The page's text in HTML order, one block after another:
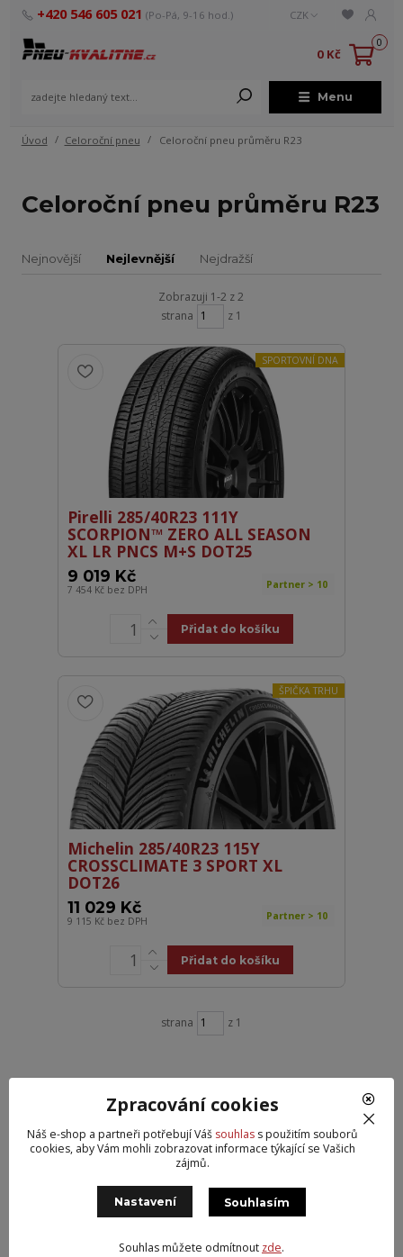
Menu
CZK
+420 546 605 021 (Po-Pá, 9-16 hod.)
0
0 Kč
Úvod Celoroční pneu Celoroční pneu průměru R23
Celoroční pneu průměru R23
Nejnovější Nejlevnější Nejdražší
Zobrazuji 1-2 z 2
strana
z 1
SPORTOVNÍ DNA
Pirelli 285/40R23 111Y
SCORPION™ ZERO ALL SEASON
XL LR PNCS M+S DOT25
9 019 Kč
7 454 Kč bez DPH Partner > 10
Přidat do košíku
ŠPIČKA TRHU
Michelin 285/40R23 115Y
CROSSCLIMATE 3 SPORT XL
DOT26
11 029 Kč
9 115 Kč bez DPH Partner > 10
Přidat do košíku
strana z 1
Potřebujete poradit?
+420 546 605 021
(Po-Pá, 9-16 hod.)
info@pneu-kvalitne.cz
Zpracování cookies
Náš e-shop a partneři potřebují Váš souhlass použitím souborů
cookies, aby Vám mohli zobrazovat informace týkající se Vašich
zájmů.
Nastavení Souhlasím
Souhlas můžete odmítnout zde.